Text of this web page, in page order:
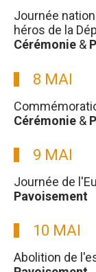
Journée
héros de la
Cérémonie &
8 MAI
Cérémonie &
9 MAI
Journée de
Pavoisement
10 MAI
Abolition de